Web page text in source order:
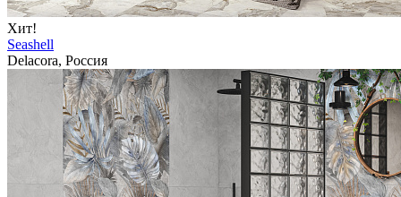
Хит!
Seashell
Delacora, Россия